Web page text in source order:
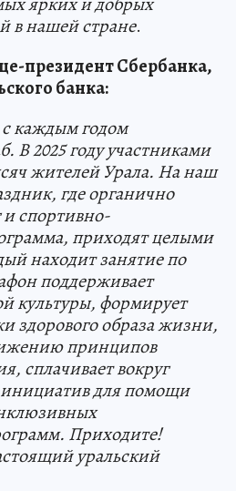
в нашей стране.
президент Сбербанка,
банка:
каждым годом
В 2025 году участниками
жителей Урала. На наш
где органично
и спортивно-
приходят целыми
находит занятие по
поддерживает
культуры, формирует
здорового образа жизни,
принципов
сплачивает вокруг
инициатив для помощи
Приходите!
уральский